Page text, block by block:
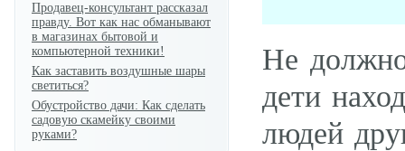
Продавец-консультант рассказал
правду. Вот как нас обманывают
в магазинах бытовой и
компьютерной техники!
Как заставить воздушные шары
светиться?
Обустройство дачи: Как сделать
садовую скамейку своими
руками?
Не
дети
людей